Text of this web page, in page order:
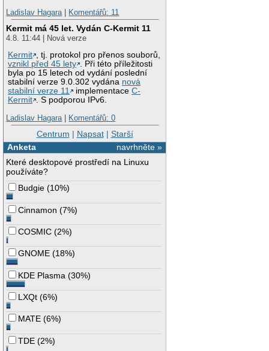
Ladislav Hagara| Komentářů: 11
Kermit má 45 let. Vydán C-Kermit 11
4.8. 11:44 | Nová verze
Kermit , tj. protokol pro přenos souborů,
vznikl před 45 lety . Při této příležitosti
byla po 15 letech od vydání poslední
stabilní verze 9.0.302 vydána nová
stabilní verze 11
implementaceC-
Kermit . S podporou IPv6.
Ladislav Hagara| Komentářů: 0
Centrum | Napsat| Starší
navrhněte »
Anketa
Které desktopové prostředí na Linuxu
používáte?
Budgie (10%)
Cinnamon (7%)
COSMIC (2%)
GNOME (18%)
KDE Plasma (30%)
LXQt (6%)
MATE (6%)
TDE (2%)